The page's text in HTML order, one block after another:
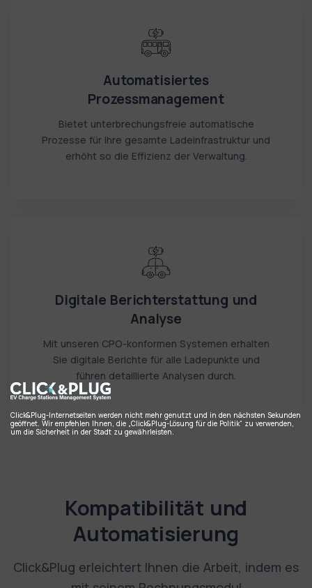
Automatisiertes
Prozessmanagement
Bietet unterbrechungsfreie automatische
Prozesse für Ihre gesamte Ladeinfrastruktur und
erhöht so die Effizienz der Verwaltung.
Digitale Berichterstattung und
Analyse
Mit unseren CPO-konformen Systemen erhalten
Sie digitale Berichte für alle Ladepunkte und
führen detaillierte Analysen durch.
Kompatibilität und
Automatisierung
Click&Plug erleichtert Ihnen die Arbeit, indem es
Click&Plug-Internetseiten werden nicht mehr genutzt und in den nächsten Sekunden
geöffnet. Wir empfehlen Ihnen, die „Click&Plug-Lösung für die Politik“ zu verwenden,
um die Sicherheit in der Stadt zu gewährleisten.